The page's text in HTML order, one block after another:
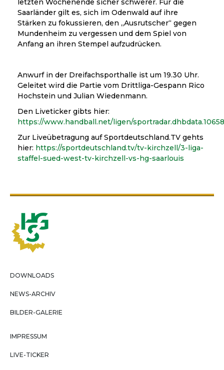
letzten Wochenende sicher schwerer. Für die
Saarländer gilt es, sich im Odenwald auf ihre
Stärken zu fokussieren, den „Ausrutscher“ gegen
Mundenheim zu vergessen und dem Spiel von
Anfang an ihren Stempel aufzudrücken.
Anwurf in der Dreifachsporthalle ist um 19.30 Uhr.
Geleitet wird die Partie vom Drittliga-Gespann Rico
Hochstein und Julian Wiedenmann.
Den Liveticker gibts hier:
https://www.handball.net/ligen/
Zur Liveübetragung auf Sportdeutschland.TV gehts
hier: https://sportdeutschland.tv/tv-kirchzell/3-liga-
staffel-sued-west-tv-kirchzell-vs-hg-saarlouis
DOWNLOADS
NEWS-ARCHIV
BILDER-GALERIE
IMPRESSUM
LIVE-TICKER